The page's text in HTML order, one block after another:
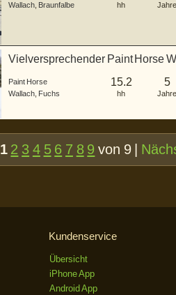
Wallach Braunfalbe hh Jahre
Vielversprechender Paint Horse
Paint Horse
Wallach Fuchs
15.2
hh
5
Jahre
1 2 3 4 5 6 7 8 9 von 9 |
Kundenservice
Übersicht
iPhone App
Android App